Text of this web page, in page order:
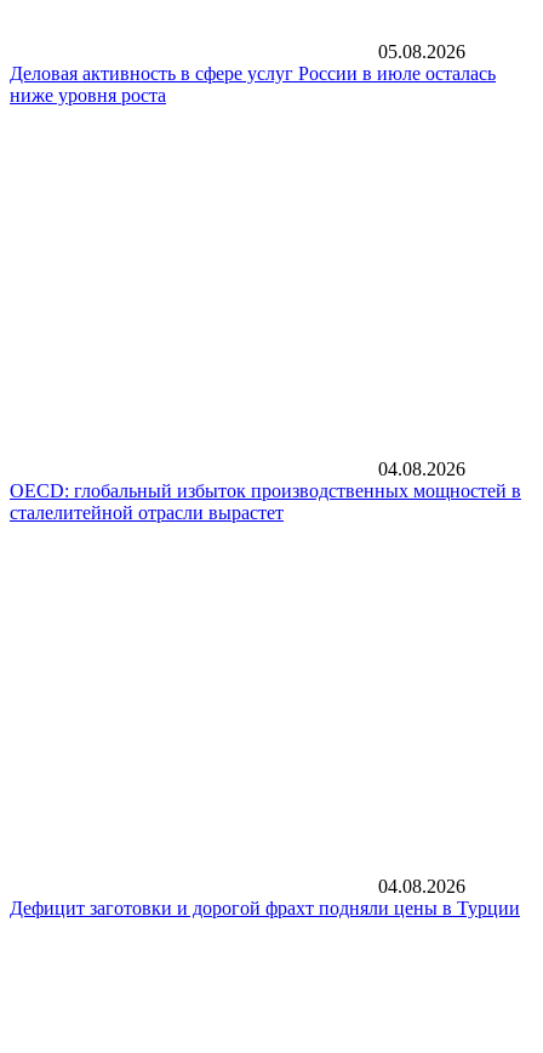
05.08.2026
Деловая активность в сфере услуг России в июле осталась
ниже уровня роста
04.08.2026
OECD: глобальный избыток производственных мощностей в
сталелитейной отрасли вырастет
04.08.2026
Дефицит заготовки и дорогой фрахт подняли цены в Турции